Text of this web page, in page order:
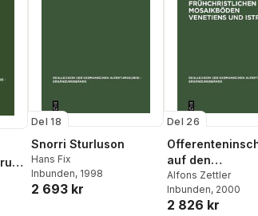
Del 18
Snorri Sturluson
Hans Fix
Inbunden, 1998
2 693 kr
Del 26
auf den
frühchristlichen
Mosaikböden
Venetiens und
Alfons Zettler
Inbunden, 2000
2 826 kr